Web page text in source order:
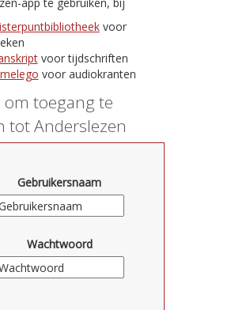
voor
voor tijdschriften
voor audiokranten
om toegang te
tot Anderslezen
Gebruikersnaam
Wachtwoord